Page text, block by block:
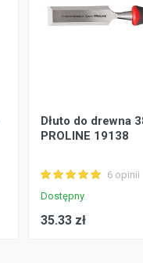
Dłuto do drewna
PROLINE 19138
6 opinii
Dostępny
35.33 zł